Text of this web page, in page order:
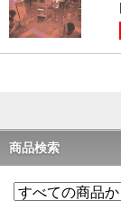
商品検索